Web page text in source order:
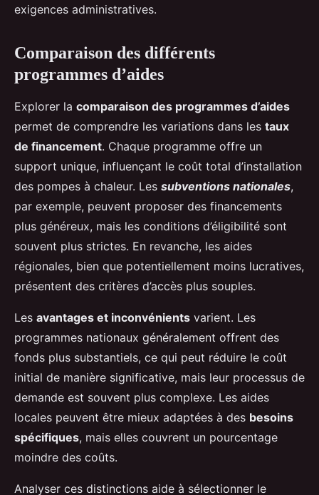
exigences administratives.
Comparaison des différents
programmes d’aides
Explorer la comparaison des programmes d’aides
permet de comprendre les variations dans les taux
de financement. Chaque programme offre un
support unique, influençant le coût total d’installation
des pompes à chaleur. Les subventions nationales,
par exemple, peuvent proposer des financements
plus généreux, mais les conditions d’éligibilité sont
souvent plus strictes. En revanche, les aides
régionales, bien que potentiellement moins lucratives,
présentent des critères d’accès plus souples.
Les avantages et inconvénients varient. Les
programmes nationaux généralement offrent des
fonds plus substantiels, ce qui peut réduire le coût
initial de manière significative, mais leur processus de
demande est souvent plus complexe. Les aides
locales peuvent être mieux adaptées à des besoins
spécifiques, mais elles couvrent un pourcentage
moindre des coûts.
Analyser ces distinctions aide à sélectionner le